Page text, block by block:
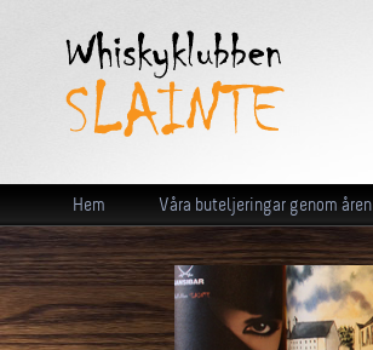
Hem Våra buteljeringar genom åren